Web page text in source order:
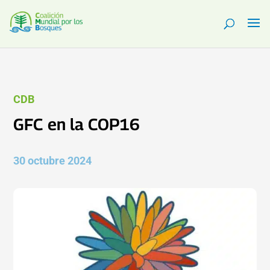
CDB
GFC en la COP16
30 octubre 2024